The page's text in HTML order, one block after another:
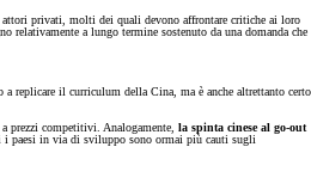
attori privati, molti dei quali devono affrontare critiche ai loro
relativamente a lungo termine sostenuto da una domanda che
replicare il curriculum della Cina, ma è anche altrettanto certo
prezzi competitivi. Analogamente, la spinta cinese al go-out
i paesi in via di sviluppo sono ormai più cauti sugli